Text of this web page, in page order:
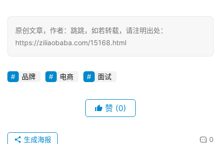
原创文章，作者：跳跳，如若转载，请注明出处：
https://ziliaobaba.com/15168.html
品牌 电商 面试
赞 (0)
0
生成海报